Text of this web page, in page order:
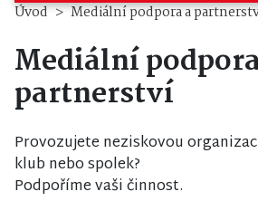
Úvod Mediální podpora a
Mediální
partnerství
Provozujete neziskovou
klub nebo spolek?
Podpoříme vaši činnost.